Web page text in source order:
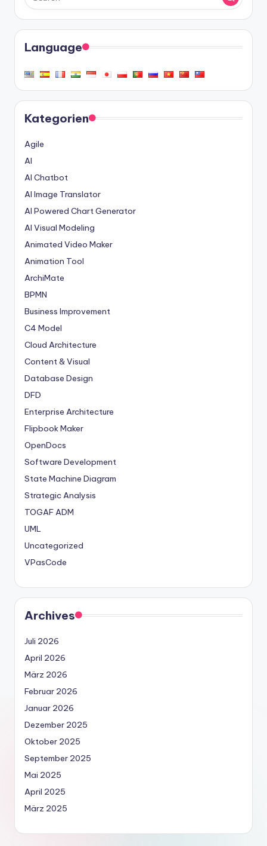
Language
Kategorien
Agile
AI
AI Chatbot
AI Image Translator
AI Powered Chart Generator
AI Visual Modeling
Animated Video Maker
Animation Tool
ArchiMate
BPMN
Business Improvement
C4 Model
Cloud Architecture
Content & Visual
Database Design
DFD
Enterprise Architecture
Flipbook Maker
OpenDocs
Software Development
State Machine Diagram
Strategic Analysis
TOGAF ADM
UML
Uncategorized
VPasCode
Archives
Juli 2026
April 2026
März 2026
Februar 2026
Januar 2026
Dezember 2025
Oktober 2025
September 2025
Mai 2025
April 2025
März 2025